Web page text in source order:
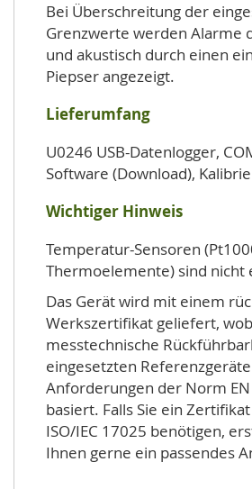
Bei Überschreitung der
Grenzwerte werden Alarme
und akustisch durch einen
Piepser angezeigt.
Lieferumfang
U0246 USB-Datenlogger,
Software (Download),
Wichtiger Hinweis
Temperatur-Sensoren
Thermoelemente) sind nicht
Das Gerät wird mit einem
Werkszertifikat geliefert,
messtechnische
eingesetzten
Anforderungen der Norm EN
basiert. Falls Sie ein Zertifikat
ISO/IEC 17025 benötigen,
Ihnen gerne ein passendes